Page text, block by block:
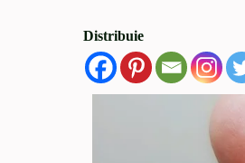
Distribuie